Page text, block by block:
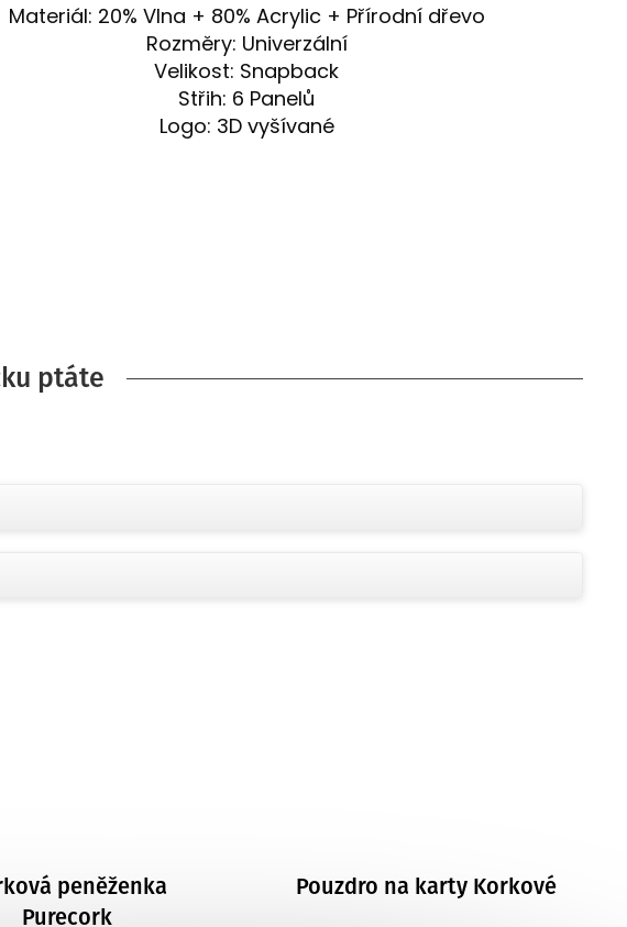
Materiál: 20% Vlna + 80% Acrylic + Přírodní dřevo
Rozměry: Univerzální
Velikost: Snapback
Střih: 6 Panelů
Logo: 3D vyšívané
ptáte
peněženka
Purecork
Pouzdro na karty Korkové